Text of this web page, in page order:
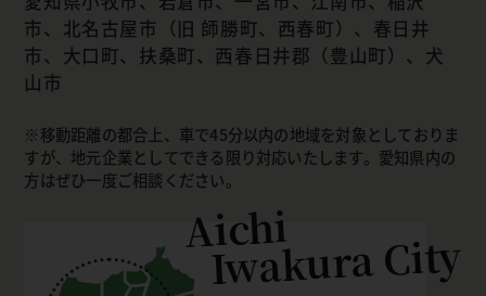
市、北名古屋市（旧 師勝町、西春町）、春日井
市、大口町、扶桑町、西春日井郡（豊山町）、犬
山市
移動距離の都合上、車で45分以内の地域を対象としておりま
すが、地元企業としてできる限り対応いたします。愛知県内の
方はぜひ一度ご相談ください。
Aichi
Iwakura City